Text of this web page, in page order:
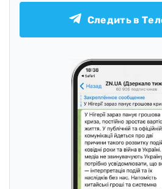
Следить в